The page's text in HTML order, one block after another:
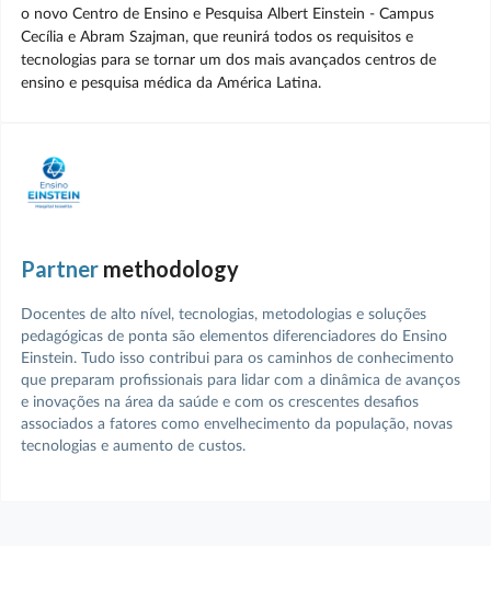
o novo Centro de Ensino e Pesquisa Albert Einstein - Campus
Cecília e Abram Szajman, que reunirá todos os requisitos e
tecnologias para se tornar um dos mais avançados centros de
ensino e pesquisa médica da América Latina.
Partner methodology
Docentes de alto nível, tecnologias, metodologias e soluções
pedagógicas de ponta são elementos diferenciadores do Ensino
Einstein. Tudo isso contribui para os caminhos de conhecimento
que preparam profissionais para lidar com a dinâmica de avanços
e inovações na área da saúde e com os crescentes desafios
associados a fatores como envelhecimento da população, novas
tecnologias e aumento de custos.